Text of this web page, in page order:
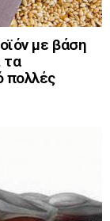
με βάση
τα
πολλές